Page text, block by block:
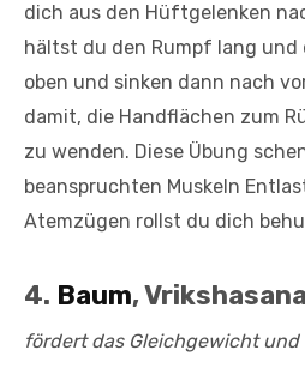
dich aus den Hüftgelenken
hältst du den Rumpf lang und
oben und sinken dann nach
damit, die Handflächen zum
zu wenden. Diese Übung
beanspruchten Muskeln
Atemzügen rollst du dich
4. Baum, Vrikshasana
fördert das Gleichgewicht